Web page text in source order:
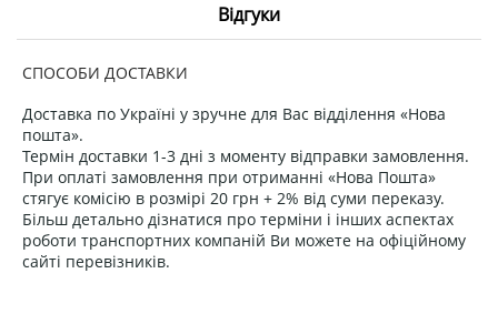
Відгуки
СПОСОБИ ДОСТАВКИ
Доставка по Україні у зручне для Вас відділення «Нова
пошта».
Термін доставки 1-3 дні з моменту відправки замовлення.
При оплаті замовлення при отриманні «Нова Пошта»
стягує комісію в розмірі 20 грн + 2% від суми переказу.
Більш детально дізнатися про терміни і інших аспектах
роботи транспортних компаній Ви можете на офіційному
сайті перевізників.